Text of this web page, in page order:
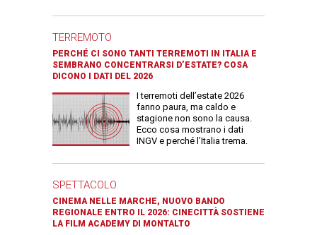
TERREMOTO
PERCHÉ CI SONO TANTI TERREMOTI IN ITALIA E
SEMBRANO CONCENTRARSI D’ESTATE? COSA
DICONO I DATI DEL 2026
I terremoti dell’estate 2026
fanno paura, ma caldo e
stagione non sono la causa.
Ecco cosa mostrano i dati
INGV e perché l’Italia trema.
SPETTACOLO
CINEMA NELLE MARCHE, NUOVO BANDO
REGIONALE ENTRO IL 2026: CINECITTÀ SOSTIENE
LA FILM ACADEMY DI MONTALTO